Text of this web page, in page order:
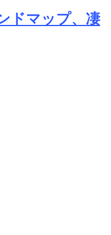
ドマップ、凄